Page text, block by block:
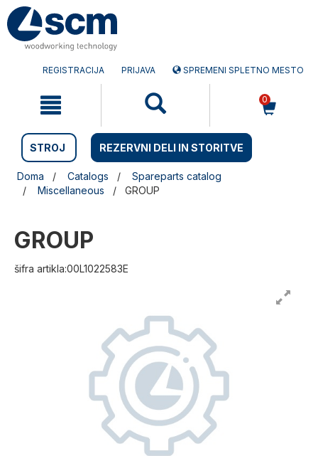
Preskočite
na
vsebino
Preskočite
na
navigacijski
REGISTRACIJA PRIJAVA SPREMENI SPLETNO MESTO
0
STROJ REZERVNI DELI IN STORITVE
Doma Catalogs
Spareparts catalog
Miscellaneous
GROUP
GROUP
šifra artikla:00L1022583E